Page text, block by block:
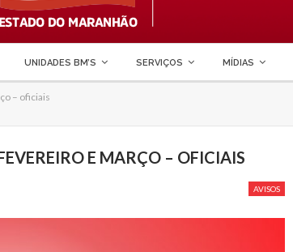
UNIDADES BM’S SERVIÇOS MÍDIAS
– oficiais
E MARÇO – OFICIAIS
AVISOS